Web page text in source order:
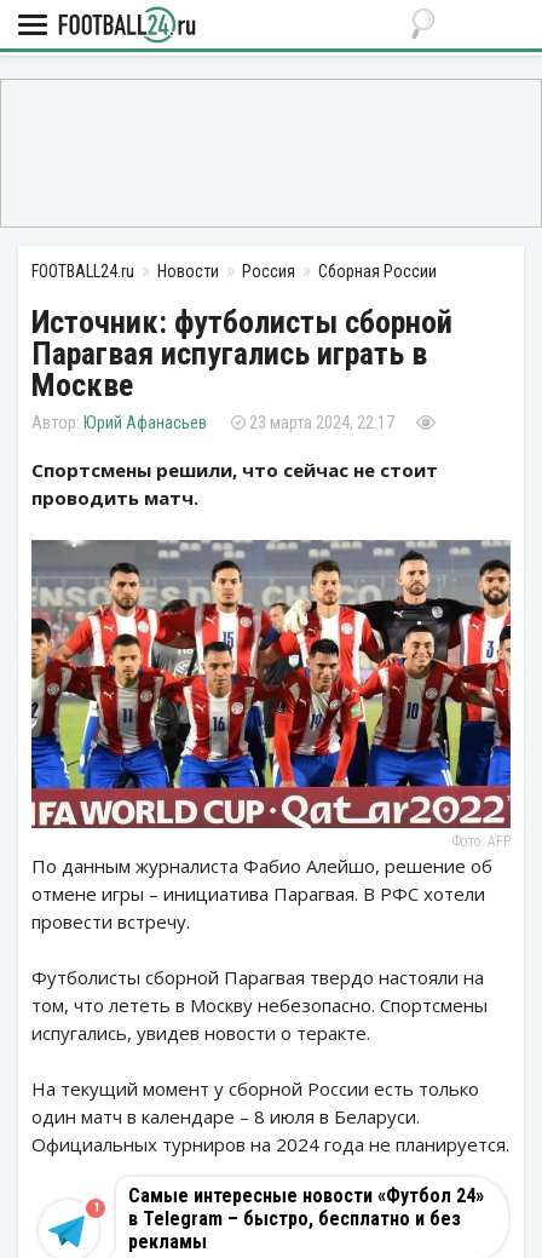
FOOTBALL24.ru Новости Россия Сборная России
Источник: футболисты сборной
Парагвая испугались играть в
Москве
Юрий Афанасьев 23 марта 2024, 22:17
Спортсмены решили, что сейчас не стоит
проводить матч.
Фото: AFP
По данным журналиста Фабио Алейшо, решение об
отмене игры – инициатива Парагвая. В РФС хотели
провести встречу.
Футболисты сборной Парагвая твердо настояли на
том, что лететь в Москву небезопасно. Спортсмены
испугались, увидев новости о теракте.
На текущий момент у сборной России есть только
один матч в календаре – 8 июля в Беларуси.
Официальных турниров на 2024 года не планируется.
Самые интересные новости «Футбол 24»
в Telegram – быстро, бесплатно и без
рекламы
1